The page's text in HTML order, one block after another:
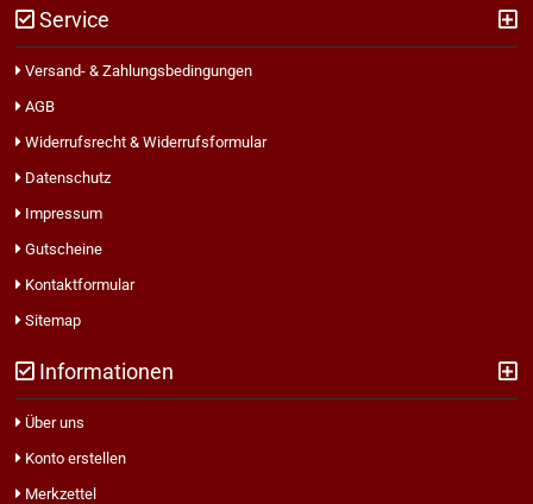
Service
Versand- & Zahlungsbedingungen
AGB
Widerrufsrecht & Widerrufsformular
Datenschutz
Impressum
Gutscheine
Kontaktformular
Sitemap
Informationen
Über uns
Konto erstellen
Merkzettel